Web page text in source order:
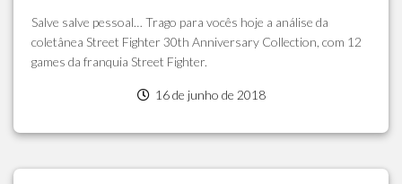
Salve salve pessoal… Trago para vocês hoje a análise da
coletânea Street Fighter 30th Anniversary Collection, com 12
games da franquia Street Fighter.
16 de junho de 2018